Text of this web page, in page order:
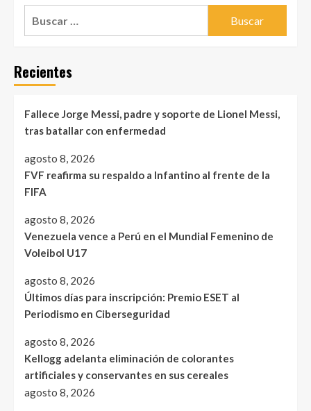
Recientes
Fallece Jorge Messi, padre y soporte de Lionel Messi,
tras batallar con enfermedad
agosto 8, 2026
FVF reafirma su respaldo a Infantino al frente de la
FIFA
agosto 8, 2026
Venezuela vence a Perú en el Mundial Femenino de
Voleibol U17
agosto 8, 2026
Últimos días para inscripción: Premio ESET al
Periodismo en Ciberseguridad
agosto 8, 2026
Kellogg adelanta eliminación de colorantes
artificiales y conservantes en sus cereales
agosto 8, 2026